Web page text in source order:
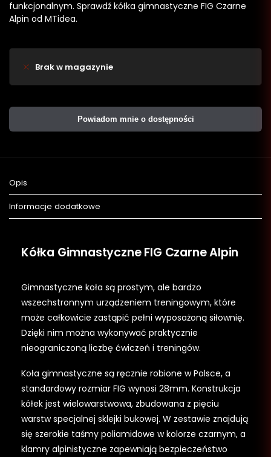
funkcjonalnym. Sprawdź kółka gimnastyczne FIG Czarne
Alpin od MTidea.
Brak w magazynie
Powiadom mnie o dostępności
Opis
Informacje dodatkowe
Kółka Gimnastyczne FIG Czarne Alpin
Gimnastyczne koła są prostym, ale bardzo
wszechstronnym urządzeniem treningowym, które
może całkowicie zastąpić pełni wyposażoną siłownię.
Dzięki nim można wykonywać praktycznie
nieograniczoną liczbę ćwiczeń i treningów.
Koła gimnastyczne są ręcznie robione w Polsce, a
standardowy rozmiar FIG wynosi 28mm. Konstrukcja
kółek jest wielowarstwowa, zbudowana z pięciu
warstw specjalnej sklejki bukowej. W zestawie znajdują
się szerokie taśmy poliamidowe w kolorze czarnym, a
klamry alpinistyczne zapewniają bezpieczeństwo